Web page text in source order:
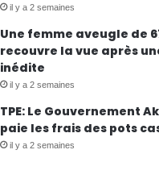
il y a 2 semaines
Une femme aveugle de
recouvre la vue après
inédite
il y a 2 semaines
TPE: Le Gouvernement
paie les frais des pots
il y a 2 semaines